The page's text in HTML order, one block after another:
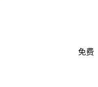
免费